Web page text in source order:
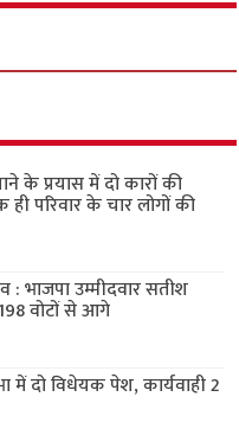
के प्रयास में दो कारों की
परिवार के चार लोगों की
भाजपा उम्मीदवार सतीश
वोटों से आगे
दो विधेयक पेश, कार्यवाही 2